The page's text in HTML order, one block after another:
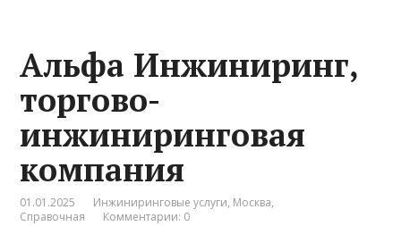
Альфа Инжиниринг,
торгово-
инжиниринговая
компания
01.01.2025 Инжиниринговые услуги, Москва,
Справочная
Комментарии: 0